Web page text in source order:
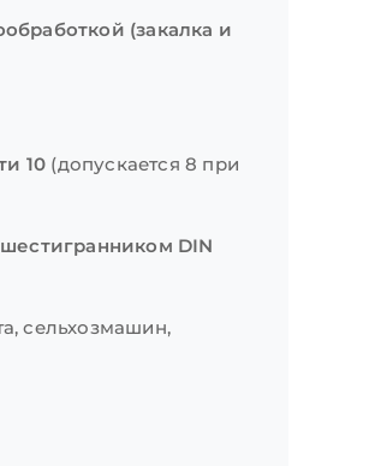
(закалка и
10 (допускается 8 при
DIN
сельхозмашин,